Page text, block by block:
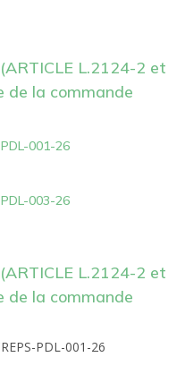
L.2124-2 et
de la commande
001-26
003-26
L.2124-2 et
de la commande
PDL-001-26